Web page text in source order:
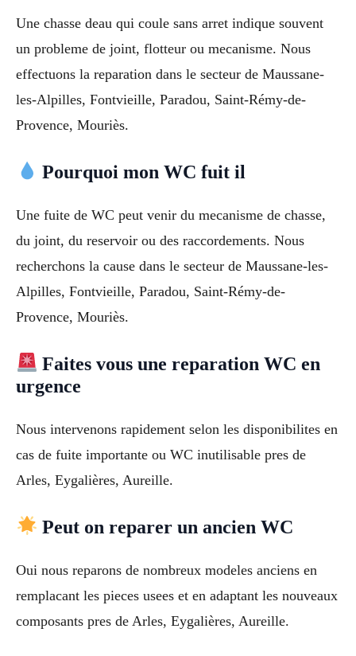
Une chasse deau qui coule sans arret indique souvent
un probleme de joint, flotteur ou mecanisme. Nous
effectuons la reparation dans le secteur de Maussane-
les-Alpilles, Fontvieille, Paradou, Saint-Rémy-de-
Provence, Mouriès.
Pourquoi mon WC fuit il
Une fuite de WC peut venir du mecanisme de chasse,
du joint, du reservoir ou des raccordements. Nous
recherchons la cause dans le secteur de Maussane-les-
Alpilles, Fontvieille, Paradou, Saint-Rémy-de-
Provence, Mouriès.
Faites vous une reparation WC en
urgence
Nous intervenons rapidement selon les disponibilites en
cas de fuite importante ou WC inutilisable pres de
Arles, Eygalières, Aureille.
Peut on reparer un ancien WC
Oui nous reparons de nombreux modeles anciens en
remplacant les pieces usees et en adaptant les nouveaux
composants pres de Arles, Eygalières, Aureille.